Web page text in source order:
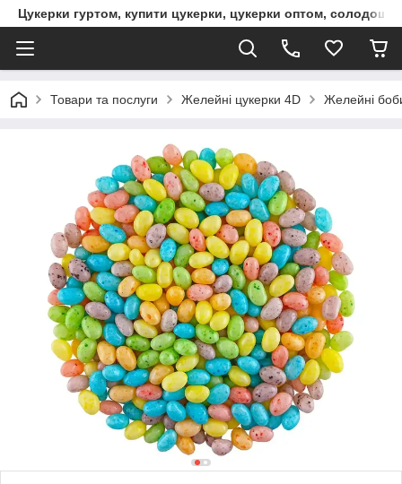
Цукерки гуртом, купити цукерки, цукерки оптом, солодощі
Товари та послуги Желейні цукерки 4D Желейні